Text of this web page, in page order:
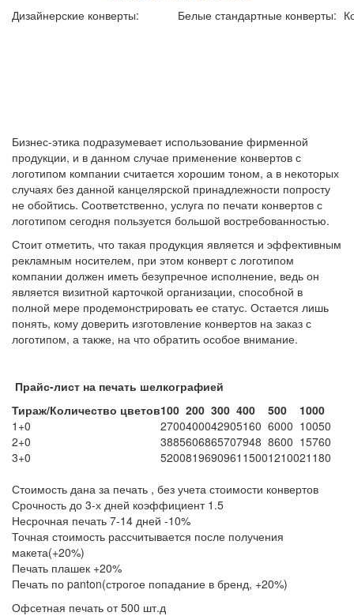
Дизайнерские конверты:
Белые стандартные конверты:
Бизнес-этика подразумевает использование фирменной
продукции, и в данном случае применение конвертов с
логотипом компании считается хорошим тоном, а в некоторых
случаях без данной канцелярской принадлежности попросту
не обойтись. Соответственно, услуга по печати конвертов с
логотипом сегодня пользуется большой востребованностью.
Стоит отметить, что такая продукция является и эффективным
рекламным носителем, при этом конверт с логотипом
компании должен иметь безупречное исполнение, ведь он
является визитной карточкой организации, способной в
полной мере продемонстрировать ее статус. Остается лишь
понять, кому доверить изготовление конвертов на заказ с
логотипом, а также, на что обратить особое внимание.
Прайс-лист на печать шелкографией
Тираж/Количество цветов100 200 300 400 500
1000
1+0
2700400042905160 6000 10050
2+0
3885606865707948 8600 15760
3+0
520081969096115001210021180
Стоимость дана за печать , без учета стоимости конвертов
Срочность до 3-х дней коэффициент 1.5
Несрочная печать 7-14 дней -10%
Точная стоимость рассчитывается после получения
макета(+20%)
Печать плашек +20%
Печать по panton(строгое попадание в бренд, +20%)
Офсетная печать от 500 шт.д